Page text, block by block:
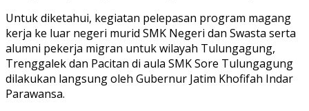
Untuk diketahui, kegiatan pelepasan program magang
kerja ke luar negeri murid SMK Negeri dan Swasta serta
alumni pekerja migran untuk wilayah Tulungagung,
Trenggalek dan Pacitan di aula SMK Sore Tulungagung
dilakukan langsung oleh Gubernur Jatim Khofifah Indar
Parawansa.